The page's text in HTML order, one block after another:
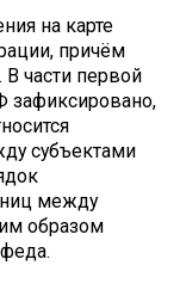
на карте
причём
части первой
зафиксировано,
субъектами
между
образом